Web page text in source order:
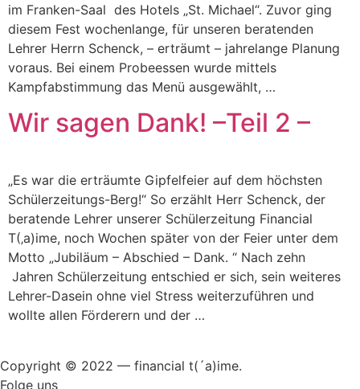
im Franken-Saal des Hotels „St. Michael“. Zuvor ging
diesem Fest wochenlange, für unseren beratenden
Lehrer Herrn Schenck, – erträumt – jahrelange Planung
voraus. Bei einem Probeessen wurde mittels
Kampfabstimmung das Menü ausgewählt, …
Wir sagen Dank! –Teil 2 –
„Es war die erträumte Gipfelfeier auf dem höchsten
Schülerzeitungs-Berg!“ So erzählt Herr Schenck, der
beratende Lehrer unserer Schülerzeitung Financial
T(‚a)ime, noch Wochen später von der Feier unter dem
Motto „Jubiläum – Abschied – Dank. “ Nach zehn
Jahren Schülerzeitung entschied er sich, sein weiteres
Lehrer-Dasein ohne viel Stress weiterzuführen und
wollte allen Förderern und der …
Copyright © 2022 — financial t(´a)ime.
Folge uns